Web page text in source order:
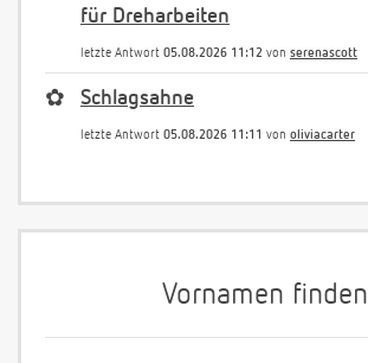
für Dreharbeiten
letzte Antwort 05.08.2026 11:12 von serenascott
✿ Schlagsahne
letzte Antwort 05.08.2026 11:11 von oliviacarter
Vornamen finden